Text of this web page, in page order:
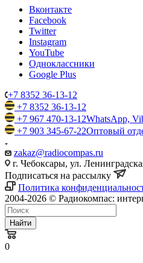
Вконтакте
Facebook
Twitter
Instagram
YouTube
Одноклассники
Google Plus
+7 8352 36-13-12
+7 8352 36-13-12
+7 967 470-13-12WhatsApp,
+7 903 345-67-22Оптовый
zakaz@radiocompas.ru
г. Чебоксары, ул.
Подписаться на рассылку
Политика
2004-2026 © Радиокомпас:
Найти
0